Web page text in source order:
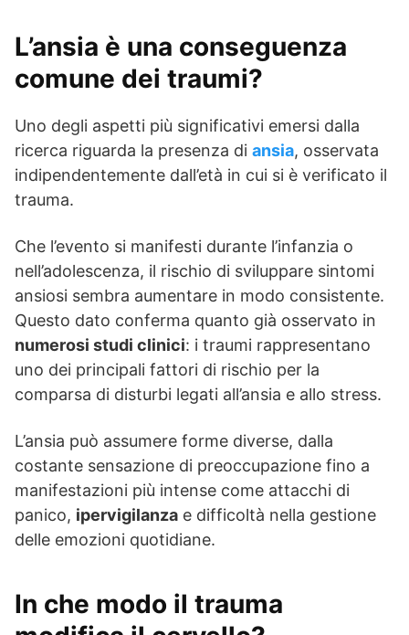
L’ansia è una conseguenza
comune dei traumi?
Uno degli aspetti più significativi emersi dalla
ricerca riguarda la presenza di ansia, osservata
indipendentemente dall’età in cui si è verificato il
trauma.
Che l’evento si manifesti durante l’infanzia o
nell’adolescenza, il rischio di sviluppare sintomi
ansiosi sembra aumentare in modo consistente.
Questo dato conferma quanto già osservato in
numerosi studi clinici: i traumi rappresentano
uno dei principali fattori di rischio per la
comparsa di disturbi legati all’ansia e allo stress.
L’ansia può assumere forme diverse, dalla
costante sensazione di preoccupazione fino a
manifestazioni più intense come attacchi di
panico, ipervigilanza e difficoltà nella gestione
delle emozioni quotidiane.
In che modo il trauma